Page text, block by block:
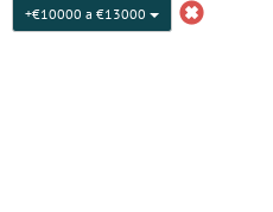
+€10000 a €13000